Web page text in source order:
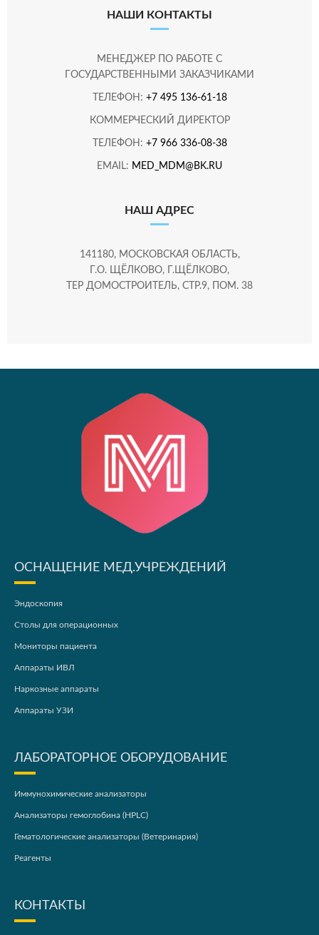
НАШИ КОНТАКТЫ
МЕНЕДЖЕР ПО РАБОТЕ С
ГОСУДАРСТВЕННЫМИ ЗАКАЗЧИКАМИ
ТЕЛЕФОН: +7 495 136-61-18
КОММЕРЧЕСКИЙ ДИРЕКТОР
ТЕЛЕФОН: +7 966 336-08-38
EMAIL: MED_MDM@BK.RU
НАШ АДРЕС
141180, МОСКОВСКАЯ ОБЛАСТЬ,
Г.О. ЩЁЛКОВО, Г.ЩЁЛКОВО,
ТЕР ДОМОСТРОИТЕЛЬ, СТР.9, ПОМ. 38
ОСНАЩЕНИЕ МЕД.УЧРЕЖДЕНИЙ
Эндоскопия
Столы для операционных
Мониторы пациента
Аппараты ИВЛ
Наркозные аппараты
Аппараты УЗИ
ЛАБОРАТОРНОЕ ОБОРУДОВАНИЕ
Иммунохимические анализаторы
Анализаторы гемоглобина (HPLC)
Гематологические анализаторы (Ветеринария)
Реагенты
КОНТАКТЫ